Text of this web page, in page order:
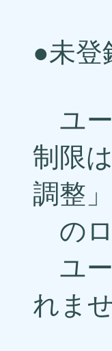
●未登
ユー
制限
調整」
のロ
ユー
れま